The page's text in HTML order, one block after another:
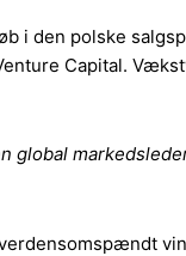
i den polske
Capital.
global